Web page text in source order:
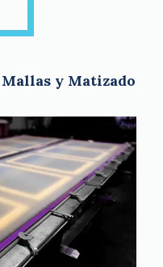
y Matizado